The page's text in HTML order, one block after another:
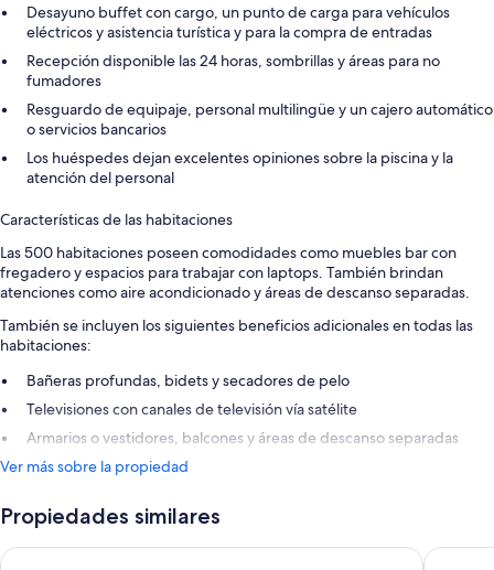
Desayuno buffet con cargo, un punto de carga para vehículos
eléctricos y asistencia turística y para la compra de entradas
Recepción disponible las 24 horas, sombrillas y áreas para no
fumadores
Resguardo de equipaje, personal multilingüe y un cajero automático
o servicios bancarios
Los huéspedes dejan excelentes opiniones sobre la piscina y la
atención del personal
Características de las habitaciones
Las 500 habitaciones poseen comodidades como muebles bar con
fregadero y espacios para trabajar con laptops. También brindan
atenciones como aire acondicionado y áreas de descanso separadas.
También se incluyen los siguientes beneficios adicionales en todas las
habitaciones:
Bañeras profundas, bidets y secadores de pelo
Televisiones con canales de televisión vía satélite
Armarios o vestidores, balcones y áreas de descanso separadas
Ver más sobre la propiedad
Propiedades similares
GoldOne Hotel & Suites The